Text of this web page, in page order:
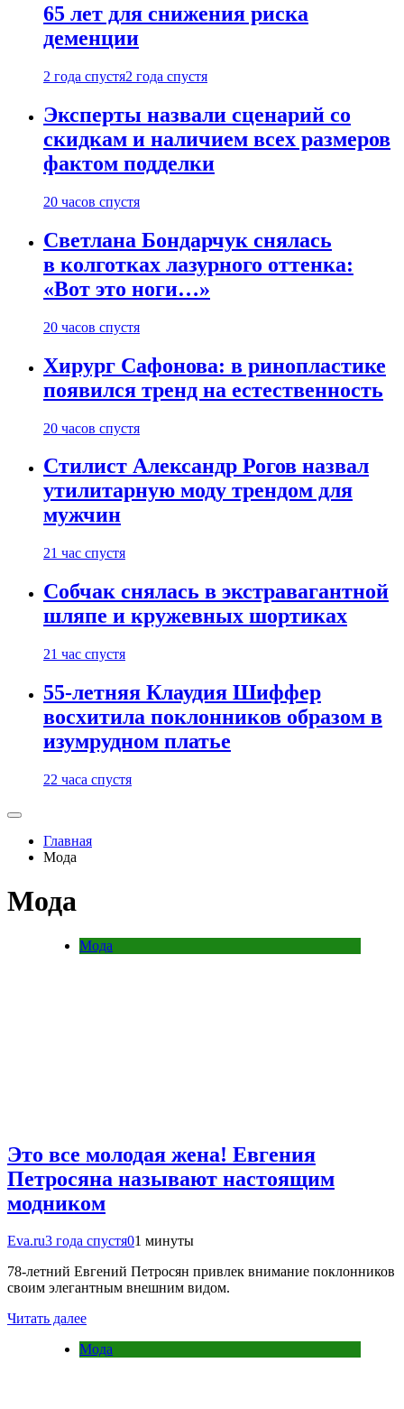
65 лет для снижения риска
деменции
2 года спустя2 года спустя
Эксперты назвали сценарий со
скидкам и наличием всех размеров
фактом подделки
20 часов спустя
Светлана Бондарчук снялась
в колготках лазурного оттенка:
«Вот это ноги…»
20 часов спустя
Хирург Сафонова: в ринопластике
появился тренд на естественность
20 часов спустя
Стилист Александр Рогов назвал
утилитарную моду трендом для
мужчин
21 час спустя
Собчак снялась в экстравагантной
шляпе и кружевных шортиках
21 час спустя
55-летняя Клаудия Шиффер
восхитила поклонников образом в
изумрудном платье
22 часа спустя
Главная
Мода
Мода
Мода
Это все молодая жена! Евгения
Петросяна называют настоящим
модником
Eva.ru3 года спустя01 минуты
78-летний Евгений Петросян привлек внимание поклонников
своим элегантным внешним видом.
Читать далее
Мода